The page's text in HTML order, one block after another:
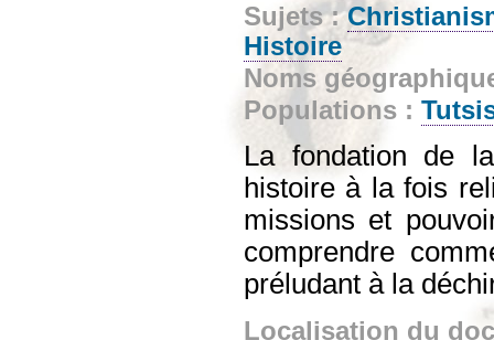
Sujets :
Histoire
Noms
Populations :
La fondation de
histoire à la fois
missions et
comprendre
préludant à la
Localisation du